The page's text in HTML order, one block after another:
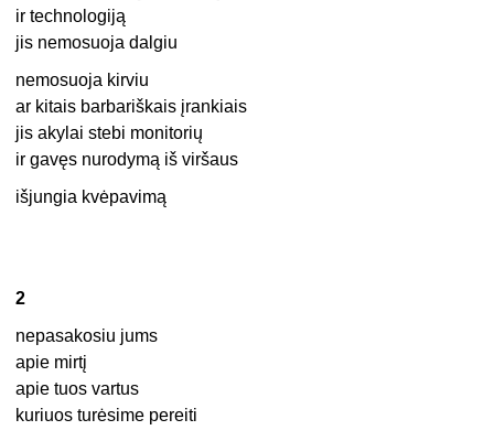
ir technologiją
jis nemosuoja dalgiu
nemosuoja kirviu
ar kitais barbariškais įrankiais
jis akylai stebi monitorių
ir gavęs nurodymą iš viršaus
išjungia kvėpavimą
2
nepasakosiu jums
apie mirtį
apie tuos vartus
kuriuos turėsime pereiti